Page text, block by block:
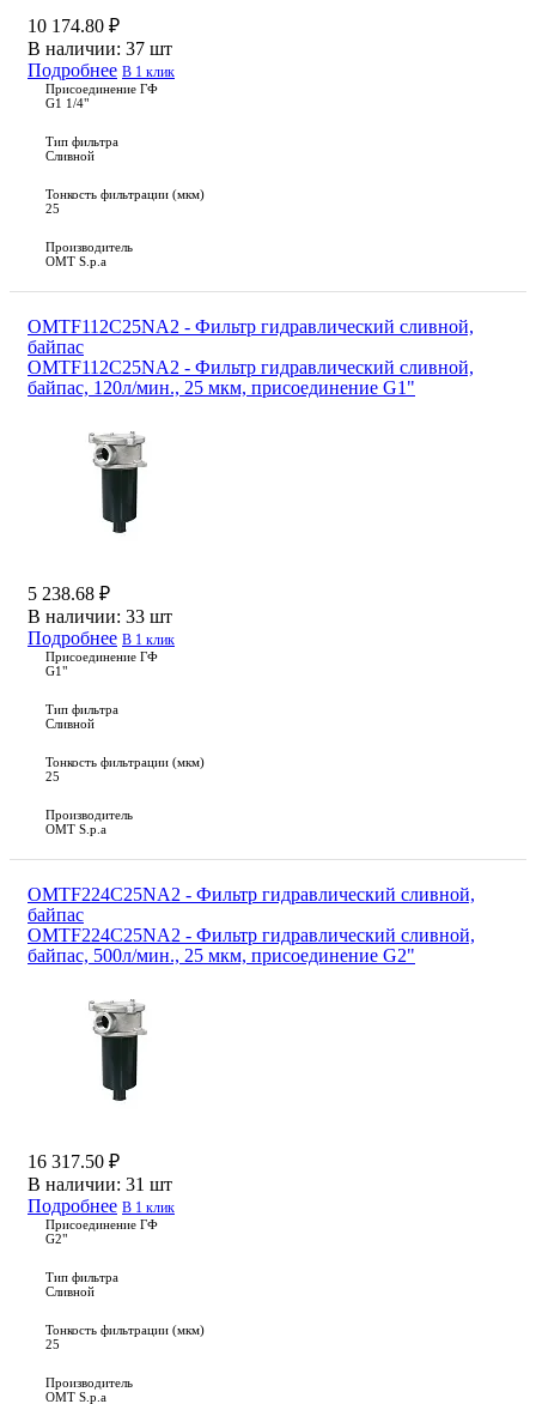
10 174.80 ₽
В наличии: 37 шт
Подробнее В 1 клик
Присоединение ГФ
G1 1/4"
Тип фильтра
Сливной
Тонкость фильтрации (мкм)
25
Производитель
OMT S.p.a
OMTF112C25NA2 - Фильтр гидравлический сливной,
байпас
OMTF112C25NA2 - Фильтр гидравлический сливной,
байпас, 120л/мин., 25 мкм, присоединение G1"
5 238.68 ₽
В наличии: 33 шт
Подробнее В 1 клик
Присоединение ГФ
G1"
Тип фильтра
Сливной
Тонкость фильтрации (мкм)
25
Производитель
OMT S.p.a
OMTF224C25NA2 - Фильтр гидравлический сливной,
байпас
OMTF224C25NA2 - Фильтр гидравлический сливной,
байпас, 500л/мин., 25 мкм, присоединение G2"
16 317.50 ₽
В наличии: 31 шт
Подробнее В 1 клик
Присоединение ГФ
G2"
Тип фильтра
Сливной
Тонкость фильтрации (мкм)
25
Производитель
OMT S.p.a